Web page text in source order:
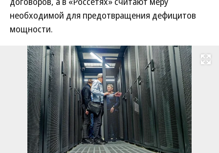
необходимой для предотвращения дефицитов
мощности.
Развернуть